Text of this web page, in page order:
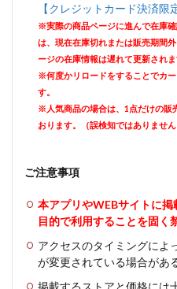
【クレジットカード決済限
※実際の商品ページに進んで在庫
は、現在在庫切れまたは販売期間
ージの在庫情報は遅れて更新されま
※何度かリロードをすることでカ
す。
※人気商品の場合は、1点だけの販
おります。（誤検知ではありません
ご注意事項
本アプリやWEBサイトに
目的で利用することを固く
アクセスのタイミングによ
が変更されている場合があ
掲載するストアと価格には